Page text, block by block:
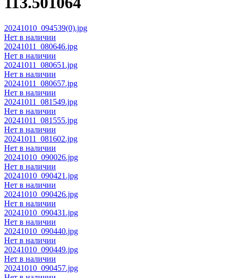
20241010_094539(0).jpg
Нет в наличии
20241011_080646.jpg
Нет в наличии
20241011_080651.jpg
Нет в наличии
20241011_080657.jpg
Нет в наличии
20241011_081549.jpg
Нет в наличии
20241011_081555.jpg
Нет в наличии
20241011_081602.jpg
Нет в наличии
20241010_090026.jpg
Нет в наличии
20241010_090421.jpg
Нет в наличии
20241010_090426.jpg
Нет в наличии
20241010_090431.jpg
Нет в наличии
20241010_090440.jpg
Нет в наличии
20241010_090449.jpg
Нет в наличии
20241010_090457.jpg